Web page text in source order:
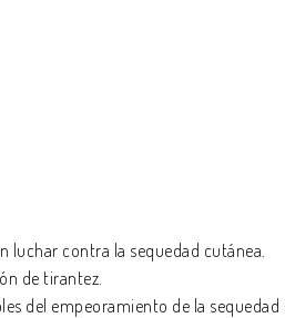
luchar contra la sequedad cutánea.
de tirantez.
del empeoramiento de la sequedad